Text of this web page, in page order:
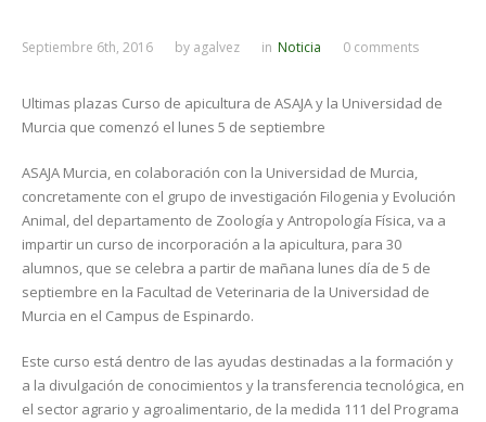
Septiembre 6th, 2016 by agalvez in Noticia 0 comments
Ultimas plazas Curso de apicultura de ASAJA y la Universidad de
Murcia que comenzó el lunes 5 de septiembre
ASAJA Murcia, en colaboración con la Universidad de Murcia,
concretamente con el grupo de investigación Filogenia y Evolución
Animal, del departamento de Zoología y Antropología Física, va a
impartir un curso de incorporación a la apicultura, para 30
alumnos, que se celebra a partir de mañana lunes día de 5 de
septiembre en la Facultad de Veterinaria de la Universidad de
Murcia en el Campus de Espinardo.
Este curso está dentro de las ayudas destinadas a la formación y
a la divulgación de conocimientos y la transferencia tecnológica, en
el sector agrario y agroalimentario, de la medida 111 del Programa